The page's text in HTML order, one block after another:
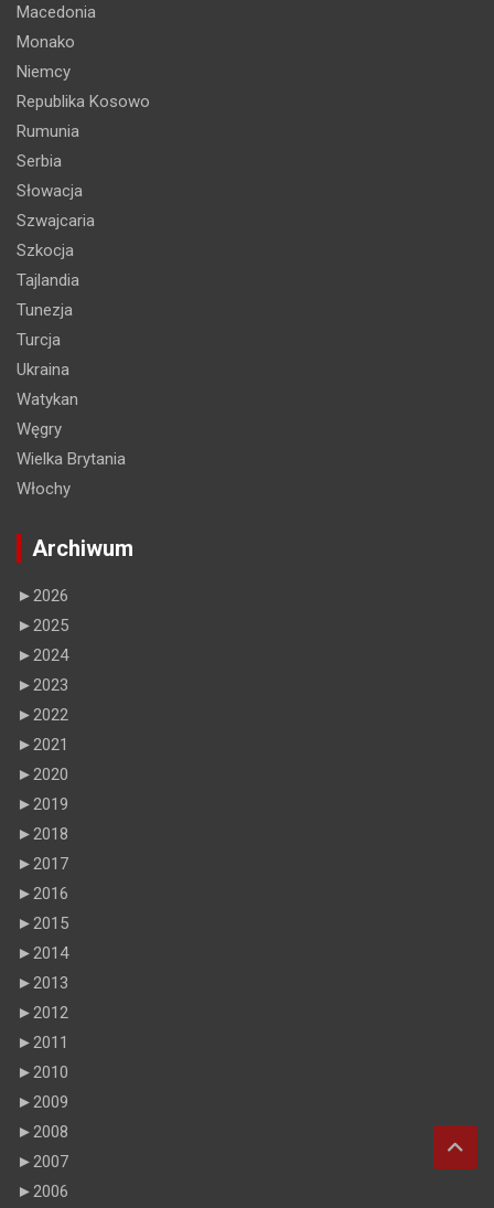
Macedonia
Monako
Niemcy
Republika Kosowo
Rumunia
Serbia
Słowacja
Szwajcaria
Szkocja
Tajlandia
Tunezja
Turcja
Ukraina
Watykan
Węgry
Wielka Brytania
Włochy
Archiwum
► 2026
► 2025
► 2024
► 2023
► 2022
► 2021
► 2020
► 2019
► 2018
► 2017
► 2016
► 2015
► 2014
► 2013
► 2012
► 2011
► 2010
► 2009
► 2008
► 2007
► 2006